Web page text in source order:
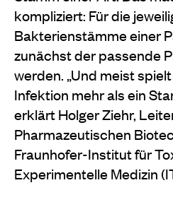
kompliziert: Für die
Bakterienstämme einer
zunächst der passende
werden. „Und meist
Infektion mehr als ein
erklärt Holger Ziehr,
Pharmazeutischen
Fraunhofer-Institut für
Experimentelle Medizin